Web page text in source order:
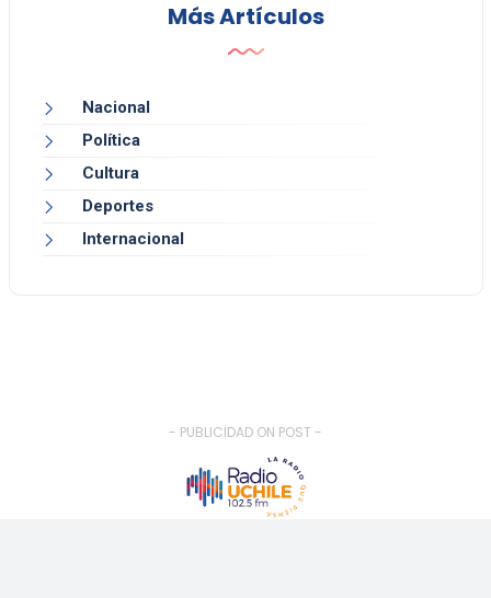
Más Artículos
Nacional
Política
Cultura
Deportes
Internacional
- PUBLICIDAD ON POST -